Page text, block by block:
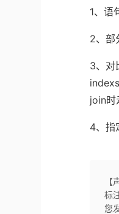
1、语
2、部
3、对
join时
4、指
标
您